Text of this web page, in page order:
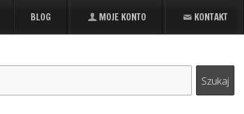
BLOG MOJE KONTO KONTAKT